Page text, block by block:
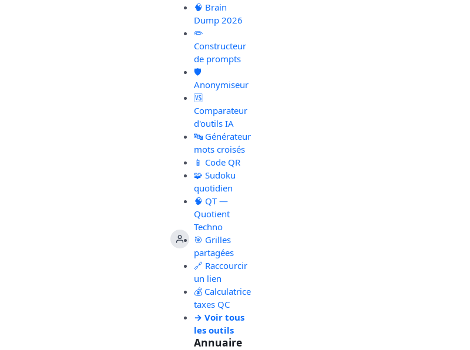
🧠 Brain
Dump 2026
✏️
Constructeur
de prompts
🛡️
Anonymiseur
🆚
Comparateur
d'outils IA
🔤 Générateur
mots croisés
📱 Code QR
🧩 Sudoku
quotidien
🧠 QT —
Quotient
Techno
🎯 Grilles
partagées
🔗 Raccourcir
un lien
💰 Calculatrice
taxes QC
→ Voir tous
les outils
Annuaire